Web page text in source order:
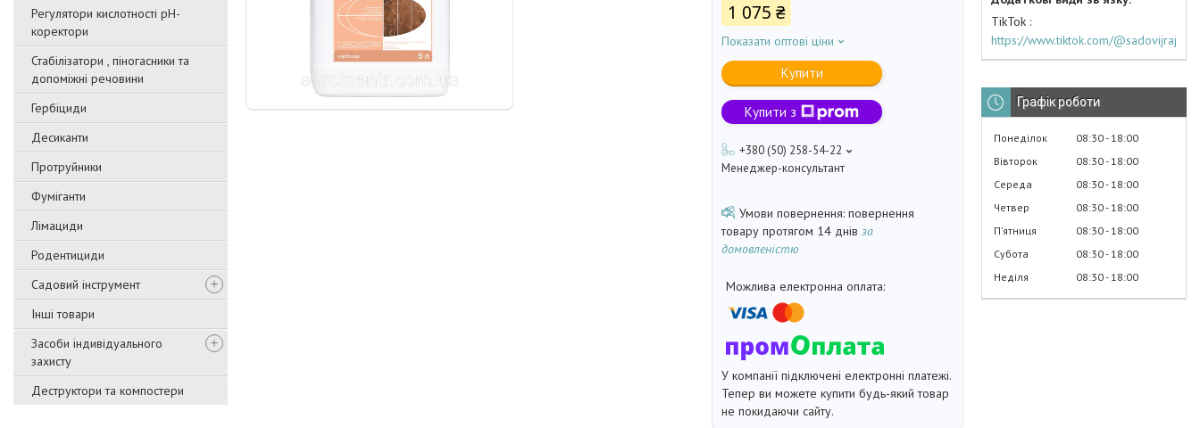
Регулятори кислотності pН-
коректори
Стабілізатори , піногасники та
допоміжні речовини
Гербіциди
Десиканти
Протруйники
Фуміганти
Лімациди
Родентициди
Садовий інструмент
Інші товари
Засоби індивідуального
захисту
Деструктори та компостери
1 075 ₴
Показати оптові ціни
Купити
Купити з
+380 (50) 258-54-22
Менеджер-консультант
повернення
товару протягом 14 днів за
домовленістю
У компанії підключені електронні платежі.
Тепер ви можете купити будь-який товар
не покидаючи сайту.
TikTok
https://www.tiktok.com/@sadovijraj
Графік роботи
Понеділок 08:30 18:00
Вівторок
08:30 18:00
Середа
08:30 18:00
Четвер
08:30 18:00
Пʼятниця
08:30 18:00
Субота
08:30 18:00
Неділя
08:30 18:00